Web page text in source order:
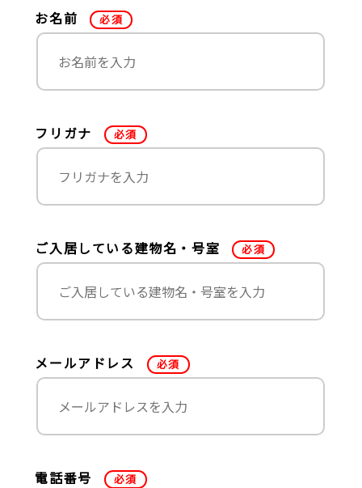
お名前 必須
フリガナ 必須
ご入居している建物名・号室 必須
メールアドレス 必須
電話番号 必須